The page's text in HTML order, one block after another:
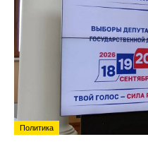
Политика